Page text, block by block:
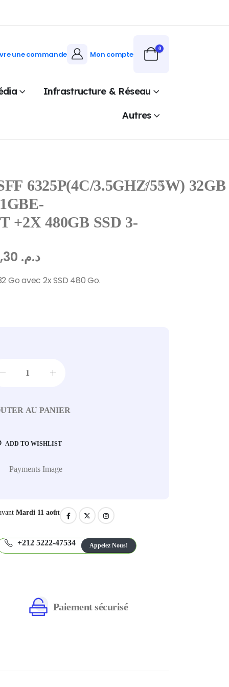
une commande Mon compte
0
Infrastructure & Réseau
Autres
6325P(4C/3.5GHZ/55W)
+2X 480GB SSD 3-
د.م.
Go avec 2x SSD 480 Go.
AU PANIER
ADD TO WISHLIST
Mardi 11 août
+212 5222-47534 Appelez Nous!
Paiement sécurisé